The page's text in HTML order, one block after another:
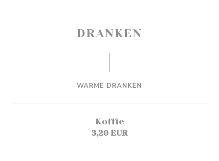
DRANKEN
WARME DRANKEN
Koffie
3,20 EUR